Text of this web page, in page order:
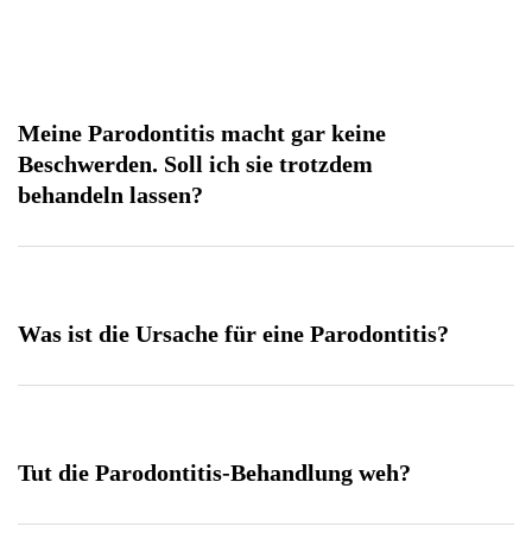
Meine Parodontitis macht gar keine
Beschwerden. Soll ich sie trotzdem
behandeln lassen?
Was ist die Ursache für eine Parodontitis?
Tut die Parodontitis-Behandlung weh?